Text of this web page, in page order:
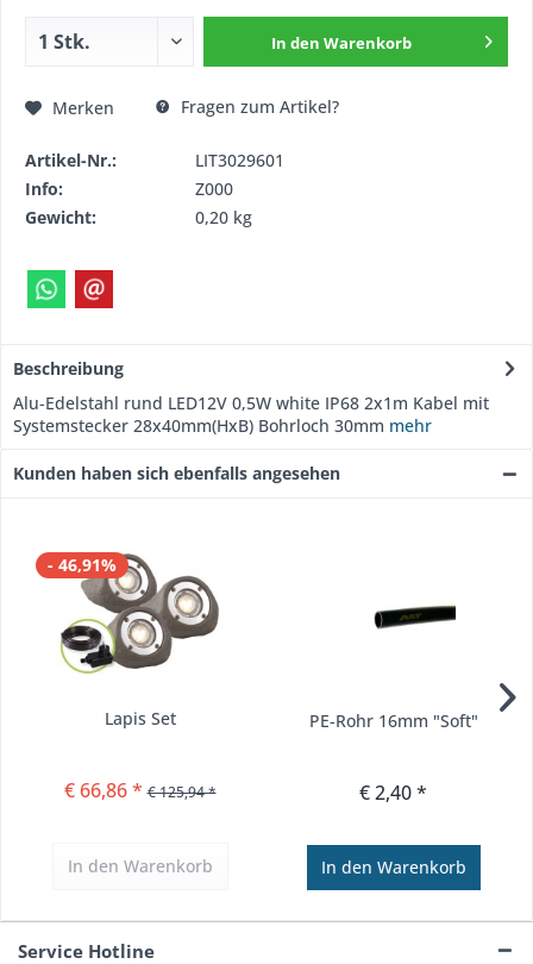
In den Warenkorb
Merken Fragen zum Artikel?
Artikel-Nr.:
LIT3029601
Info:
Z000
Gewicht:
0,20 kg
Beschreibung
Alu-Edelstahl rund LED12V 0,5W white IP68 2x1m Kabel mit
Systemstecker 28x40mm(HxB) Bohrloch 30mm mehr
Kunden haben sich ebenfalls angesehen
- 46,91%
Lapis Set
€ 66,86 * € 125,94 *
In den Warenkorb
PE-Rohr 16mm "Soft"
€ 2,40 *
In den Warenkorb
Service Hotline